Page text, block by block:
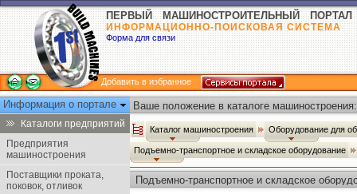
ПЕРВЫЙ МАШИНОСТРОИТЕЛЬНЫЙ ПОРТАЛ
ИНФОРМАЦИОННО-ПОИСКОВАЯ СИСТЕМА
Форма для связи
Добавить в избранное
Информация о портале
Каталоги предприятий
Предприятия
машиностроения
Поставщики проката,
поковок, отливок
Ваше положение в каталоге машиностроения:
Каталог машиностроения Оборудование для
Подъемно-транспортное и складское оборудование
Подъемно-транспортное и складское